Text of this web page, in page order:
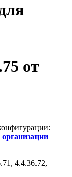
от
4.4.36.72,